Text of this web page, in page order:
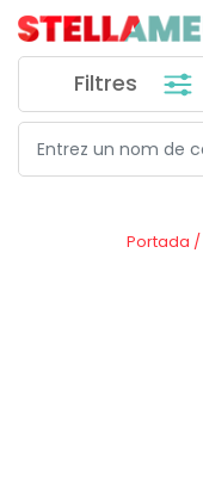
Filtres
Portada /